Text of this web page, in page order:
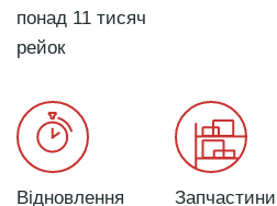
понад 11 тисяч
рейок
Відновлення
Запчастини